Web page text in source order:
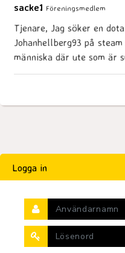
sacke1 Föreningsmedlem
Tjenare, Jag söker en
Johanhellberg93 på
människa där ute som är
Logga in